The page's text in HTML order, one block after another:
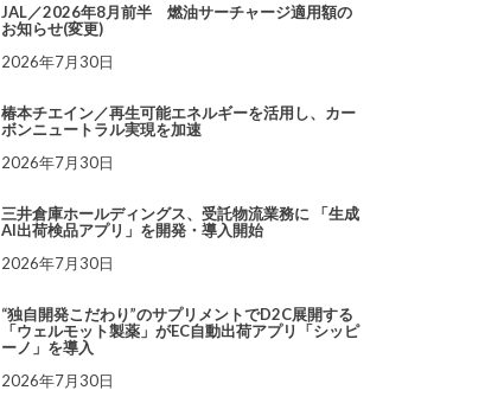
JAL／2026年8月前半 燃油サーチャージ適用額の
お知らせ(変更)
2026年7月30日
椿本チエイン／再生可能エネルギーを活用し、カー
ボンニュートラル実現を加速
2026年7月30日
三井倉庫ホールディングス、受託物流業務に 「生成
AI出荷検品アプリ」を開発・導入開始
2026年7月30日
“独自開発こだわり”のサプリメントでD2C展開する
「ウェルモット製薬」がEC自動出荷アプリ「シッピ
ーノ」を導入
2026年7月30日